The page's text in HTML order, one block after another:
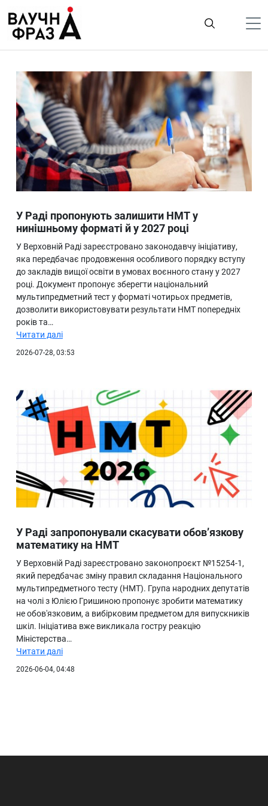
содержимому
Гроші
Життя
Лайфстайл
ТехноНаука
Людина
Ukraine
Про нас
У Раді пропонують залишити НМТ у
нинішньому форматі й у 2027 році
У Верховній Раді зареєстровано законодавчу ініціативу,
яка передбачає продовження особливого порядку вступу
до закладів вищої освіти в умовах воєнного стану у 2027
році. Документ пропонує зберегти національний
мультипредметний тест у форматі чотирьох предметів,
дозволити використовувати результати НМТ попередніх
років та…
Читати далі
2026-07-28, 03:53
У Раді запропонували скасувати обов’язкову
математику на НМТ
У Верховній Раді зареєстровано законопроєкт №15254-1,
який передбачає зміну правил складання Національного
мультипредметного тесту (НМТ). Група народних депутатів
на чолі з Юлією Гришиною пропонує зробити математику
не обов'язковим, а вибірковим предметом для випускників
шкіл. Ініціатива вже викликала гостру реакцію
Міністерства…
Читати далі
2026-06-04, 04:48